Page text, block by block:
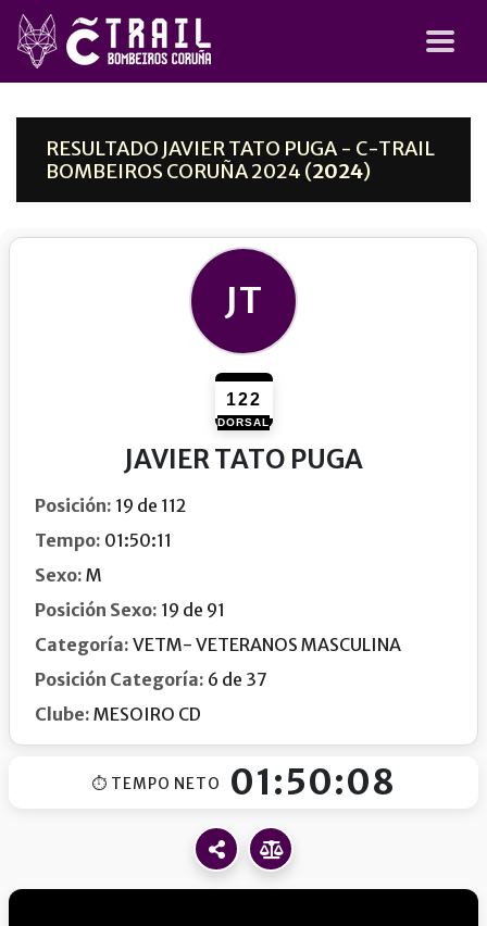
RESULTADO JAVIER TATO PUGA - C-TRAIL
BOMBEIROS CORUÑA 2024 (2024)
JT
122
DORSAL
JAVIER TATO PUGA
Posición: 19 de 112
Tempo: 01:50:11
Sexo: M
Posición Sexo: 19 de 91
Categoría: VETM- VETERANOS MASCULINA
Posición Categoría: 6 de 37
Clube: MESOIRO CD
⏱ TEMPO NETO 01:50:08